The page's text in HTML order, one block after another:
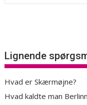
Lignende
Hvad er Skærmøjne?
Hvad kaldte man